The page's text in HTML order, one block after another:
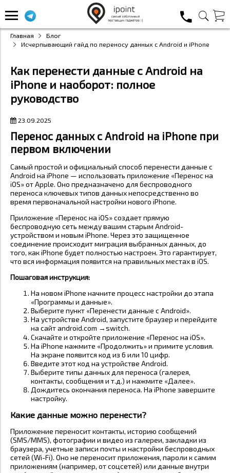
Главная
Блог
Исчерпывающий гайд по переносу данных с Android и iPhone
Как перенести данные с Android на
iPhone и наоборот: полное
руководство
23.09.2025
Перенос данных с Android на iPhone при
первом включении
Самый простой и официальный способ перенести данные с
Android на iPhone — использовать приложение «Перенос на
iOS» от Apple. Оно предназначено для беспроводного
переноса ключевых типов данных непосредственно во
время первоначальной настройки нового iPhone.
Приложение «Перенос на iOS» создает прямую
беспроводную сеть между вашим старым Android-
устройством и новым iPhone. Через это защищенное
соединение происходит миграция выбранных данных, до
того, как iPhone будет полностью настроен. Это гарантирует,
что вся информация появится на правильных местах в iOS.
Пошаговая инструкция:
На новом iPhone начните процесс настройки до этапа
«Программы и данные».
Выберите пункт «Перенести данные с Android».
На устройстве Android, запустите браузер и перейдите
на сайт android.com →switch.
Скачайте и откройте приложение «Перенос на iOS».
На iPhone нажмите «Продолжить» и примите условия.
На экране появится код из 6 или 10 цифр.
Введите этот код на устройстве Android.
Выберите типы данных для переноса (галерея,
контакты, сообщения и т.д.) и нажмите «Далее».
Дождитесь окончания переноса. На iPhone завершите
настройку.
Какие данные можно перенести?
Приложение переносит контакты, историю сообщений
(SMS/MMS), фотографии и видео из галереи, закладки из
браузера, учетные записи почты и настройки беспроводных
сетей (Wi-Fi). Оно не переносит приложения, пароли к самим
приложениям (например, от соцсетей) или данные внутри